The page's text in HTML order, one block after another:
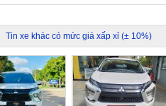
Tin xe khác có mức giá xấp xỉ (± 10%)